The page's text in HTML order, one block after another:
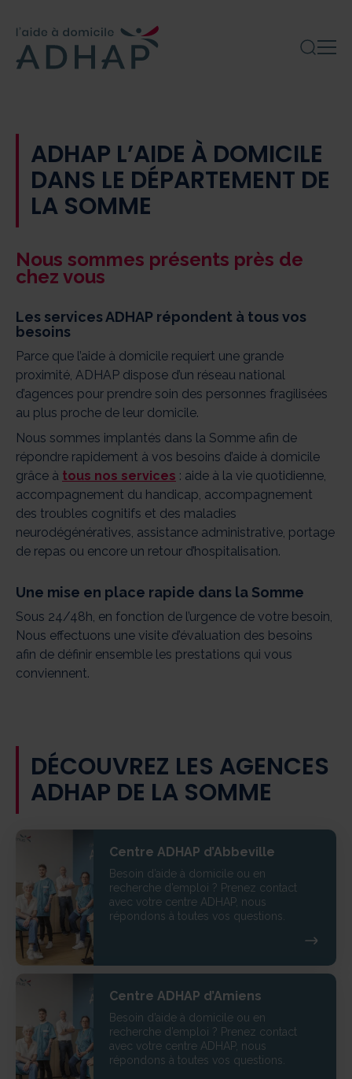
ADHAP L’AIDE À DOMICILE
DANS LE DÉPARTEMENT DE
LA SOMME
Nous sommes présents près de
chez vous
Les services ADHAP répondent à tous vos
besoins
Parce que l’aide à domicile requiert une grande
proximité, ADHAP dispose d’un réseau national
d’agences pour prendre soin des personnes fragilisées
au plus proche de leur domicile.
Nous sommes implantés dans la Somme afin de
répondre rapidement à vos besoins d’aide à domicile
grâce à tous nos services : aide à la vie quotidienne,
accompagnement du handicap, accompagnement
des troubles cognitifs et des maladies
neurodégénératives, assistance administrative, portage
de repas ou encore un retour d’hospitalisation.
Une mise en place rapide dans la Somme
Sous 24/48h, en fonction de l’urgence de votre besoin,
Nous effectuons une visite d’évaluation des besoins
afin de définir ensemble les prestations qui vous
conviennent.
DÉCOUVREZ LES AGENCES
ADHAP DE LA SOMME
Centre ADHAP d’Abbeville
Besoin d’aide à domicile ou en
recherche d’emploi ? Prenez contact
avec votre centre ADHAP, nous
répondons à toutes vos questions.
Centre ADHAP d’Amiens
Besoin d’aide à domicile ou en
recherche d’emploi ? Prenez contact
avec votre centre ADHAP, nous
répondons à toutes vos questions.